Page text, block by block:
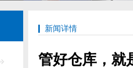
新闻详情
管好仓库，